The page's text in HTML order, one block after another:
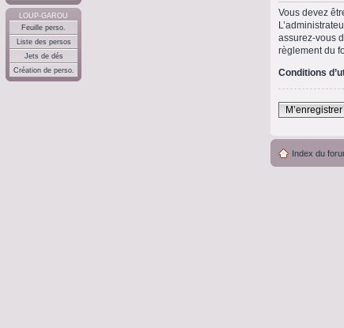
LOUP-GAROU
Feuille perso.
Liste des persos
Jets de dés
Création de perso.
Vous devez
assurez-vous
règlement du
Conditions
M’enregistrer
Index du